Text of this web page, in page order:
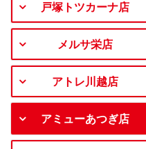
戸塚トツカーナ店
メルサ栄店
アトレ川越店
アミューあつぎ店